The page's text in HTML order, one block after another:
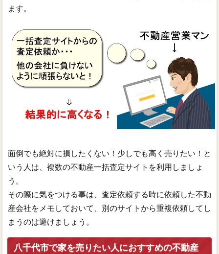
ます。
面倒でも絶対に損したくない！少しでも高く売りたい！と
いう人は、複数の不動産一括査定サイトを利用しましょ
う。
その際に気をつける事は、査定依頼する時に依頼した不動
産会社をメモしておいて、別のサイトから重複依頼してし
まうのは避けましょう。
八千代市で家を売りたい人におすすめの不動産